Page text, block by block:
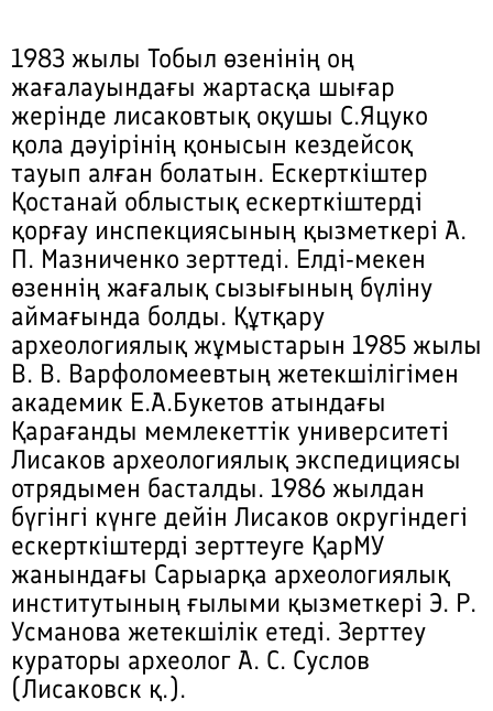
1983 жылы Тобыл өзенінің оң
жағалауындағы жартасқа шығар
жерінде лисаковтық оқушы С.Яцуко
қола дәуірінің қонысын кездейсоқ
тауып алған болатын. Ескерткіштер
Қостанай облыстық ескерткіштерді
қорғау инспекциясының қызметкері А.
П. Мазниченко зерттеді. Елді-мекен
өзеннің жағалық сызығының бүліну
аймағында болды. Құтқару
археологиялық жұмыстарын 1985 жылы
В. В. Варфоломеевтың жетекшілігімен
академик Е.А.Букетов атындағы
Қарағанды мемлекеттік университеті
Лисаков археологиялық экспедициясы
отрядымен басталды. 1986 жылдан
бүгінгі күнге дейін Лисаков округіндегі
ескерткіштерді зерттеуге ҚарМУ
жанындағы Сарыарқа археологиялық
институтының ғылыми қызметкері Э. Р.
Усманова жетекшілік етеді. Зерттеу
кураторы археолог А. С. Суслов
(Лисаковск қ.).